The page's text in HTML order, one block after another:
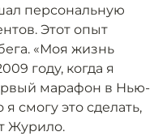
персональную
Этот опыт
«Моя жизнь
году, когда я
марафон в Нью-
смогу это сделать,
Журило.